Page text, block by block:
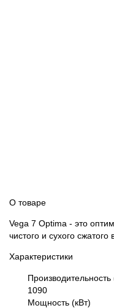
О товаре
Vega 7 Optima - это
чистого и сухого сжатого
Характеристики
1090
Мощность (кВт)